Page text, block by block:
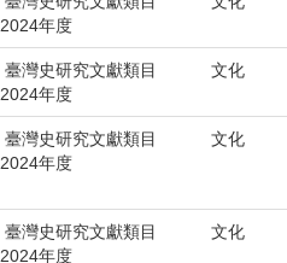
2024年度
臺灣史研究文獻類目
2024年度
文化
臺灣史研究文獻類目
2024年度
文化
臺灣史研究文獻類目
2024年度
文化